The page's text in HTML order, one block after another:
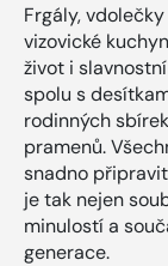
Frgály,
vizovické
život i
spolu s
rodinných
pramenů.
snadno
je tak nejen
minulostí a
generace.